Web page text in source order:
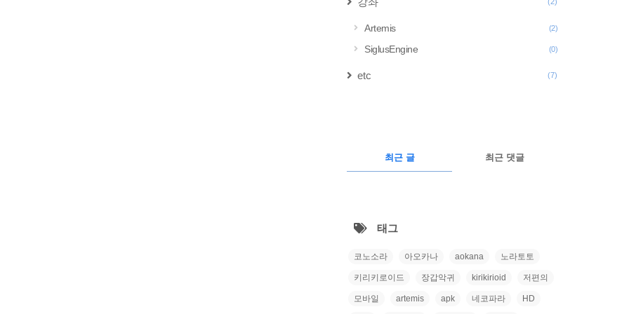
Artemis (2)
SiglusEngine (0)
etc (7)
RECENTLY
최근 글 최근 댓글
글
태그
코노소라 아오카나 aokana 노라토토
키리키로이드 장갑악귀 kirikirioid 저편의
모바일 artemis apk 네코파라 HD